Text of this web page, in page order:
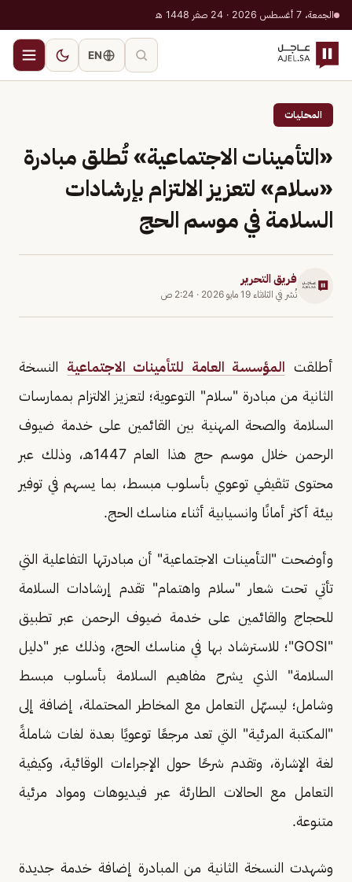
الجمعة، 7 أغسطس 2026 · 24 صفر 1448 هـ
EN
المحليات
«التأمينات الاجتماعية» تُطلق مبادرة
«سلام» لتعزيز الالتزام بإرشادات
السلامة في موسم الحج
فريق التحرير
نُشر في الثلاثاء 19 مايو 2026 · 2:24 ص
أطلقت المؤسسة العامة للتأمينات الاجتماعية النسخة
الثانية من مبادرة "سلام" التوعوية؛ لتعزيز الالتزام بممارسات
السلامة والصحة المهنية بين القائمين على خدمة ضيوف
الرحمن خلال موسم حج هذا العام 1447هـ، وذلك عبر
محتوى تثقيفي توعوي بأسلوب مبسط، بما يسهم في توفير
بيئة أكثر أمانًا وانسيابية أثناء مناسك الحج.
وأوضحت "التأمينات الاجتماعية" أن مبادرتها التفاعلية التي
تأتي تحت شعار "سلام واهتمام" تقدم إرشادات السلامة
للحجاج والقائمين على خدمة ضيوف الرحمن عبر تطبيق
"GOSI"؛ للاسترشاد بها في مناسك الحج، وذلك عبر "دليل
السلامة" الذي يشرح مفاهيم السلامة بأسلوب مبسط
وشامل؛ ليسهّل التعامل مع المخاطر المحتملة، إضافة إلى
"المكتبة المرئية" التي تعد مرجعًا توعويًا بعدة لغات شاملةً
لغة الإشارة، وتقدم شرحًا حول الإجراءات الوقائية، وكيفية
التعامل مع الحالات الطارئة عبر فيديوهات ومواد مرئية
متنوعة.
وشهدت النسخة الثانية من المبادرة إضافة خدمة جديدة